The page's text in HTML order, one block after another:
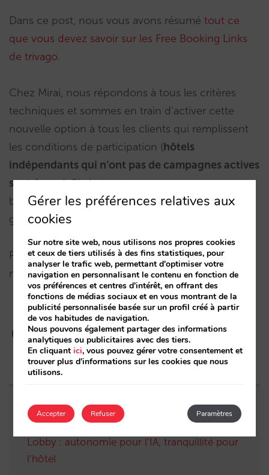
Dans ce post, nous vous avons résumé tout ce
que vous devez savoir sur les Free Booking Links
de trivago.
Chez Mirai, nous répondons à tous les critères
techniques et sommes en train d’activer cette
nouvelle option à tous les clients qui remplissent
les conditions de participation (hôtels
indépendants qui n’ont pas de campagnes actives
sur trivago). Si c’est votre cas, vous pourrez
bénéficier du trafic et des réservations que
génèrent les Free Booking Links.
Pour toute question, contactez votre account
manager.
Entrées apparentées
Lobby : autonomie pour l’IA, tranquillité pour
l’hôtel
Gérer les préférences relatives aux
cookies
Sur notre site web, nous utilisons nos propres cookies
et ceux de tiers utilisés à des fins statistiques, pour
analyser le trafic web, permettant d'optimiser votre
navigation en personnalisant le contenu en fonction de
vos préférences et centres d'intérêt, en offrant des
fonctions de médias sociaux et en vous montrant de la
publicité personnalisée basée sur un profil créé à partir
de vos habitudes de navigation.
Nous pouvons également partager des informations
analytiques ou publicitaires avec des tiers.
En cliquantici, vous pouvez gérer votre consentement et
trouver plus d'informations sur les cookies que nous
utilisons.
Accepter Paramètres
Refuser